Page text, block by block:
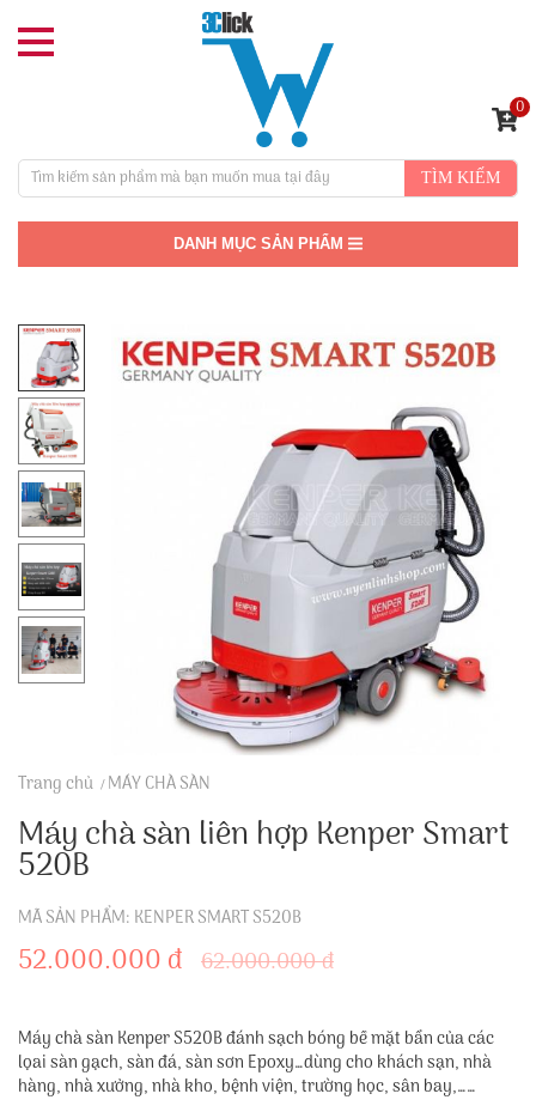
TÌM KIẾM
0
DANH MỤC SẢN PHẨM
Trang chủ MÁY CHÀ SÀN
Máy chà sàn liên hợp Kenper Smart
520B
MÃ SẢN PHẨM: KENPER SMART S520B
52.000.000 đ 62.000.000 đ
Máy chà sàn Kenper S520B đánh sạch bóng bề mặt bẩn của các
lọai sàn gạch, sàn đá, sàn sơn Epoxy…dùng cho khách sạn, nhà
hàng, nhà xưởng, nhà kho, bệnh viện, trường học, sân bay,……